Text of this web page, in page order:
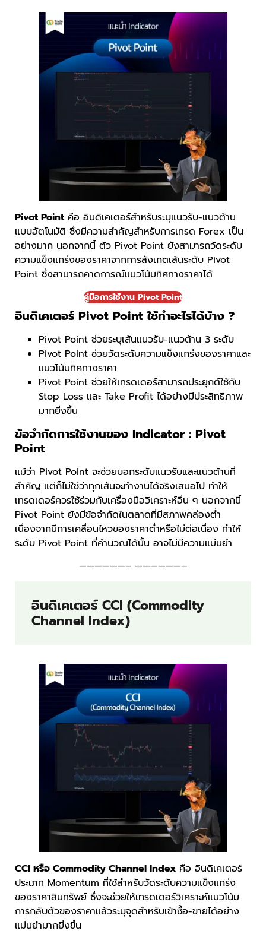
Pivot Pointคือ อินดิเคเตอร์สำหรับระบุแนวรับ-แนวต้าน
แบบอัตโนมัติ ซึ่งมีความสำคัญสำหรับการเทรด Forex เป็น
อย่างมาก นอกจากนี้ ตัว Pivot Point ยังสามารถวัดระดับ
ความแข็งแกร่งของราคาจากการสังเกตเส้นระดับ Pivot
Point ซึ่งสามารถคาดการณ์แนวโน้มทิศทางราคาได้
คู่มือการใช้งาน Pivot Point
อินดิเคเตอร์ Pivot Point ใช้ทำอะไรได้บ้าง ?
Pivot Point ช่วยระบุเส้นแนวรับ-แนวต้าน 3 ระดับ
Pivot Point ช่วยวัดระดับความแข็งแกร่งของราคาและ
แนวโน้มทิศทางราคา
Pivot Point ช่วยให้เทรดเดอร์สามารถประยุกต์ใช้กับ
Stop Loss และ Take Profit ได้อย่างมีประสิทธิภาพ
มากยิ่งขึ้น
ข้อจำกัดการใช้งานของ Indicator : Pivot
Point
แม้ว่า Pivot Point จะช่วยบอกระดับแนวรับและแนวต้านที่
สำคัญ แต่ก็ไม่ใช่ว่าทุกเส้นจะทำงานได้จริงเสมอไป ทำให้
เทรดเดอร์ควรใช้ร่วมกับเครื่องมือวิเคราะห์อื่น ๆ นอกจากนี้
Pivot Point ยังมีข้อจำกัดในตลาดที่มีสภาพคล่องต่ำ
เนื่องจากมีการเคลื่อนไหวของราคาต่ำหรือไม่ต่อเนื่อง ทำให้
ระดับ Pivot Point ที่คำนวณได้นั้น อาจไม่มีความแม่นยำ
——————– ——————–
อินดิเคเตอร์ CCI (Commodity
Channel Index)
CCI หรือ Commodity Channel Index คือ อินดิเคเตอร์
ประเภท Momentum ที่ใช้สำหรับวัดระดับความแข็งแกร่ง
ของราคาสินทรัพย์ ซึ่งจะช่วยให้เทรดเดอร์วิเคราะห์แนวโน้ม
การกลับตัวของราคาแล้วระบุจุดสำหรับเข้าซื้อ-ขายได้อย่าง
แม่นยำมากยิ่งขึ้น